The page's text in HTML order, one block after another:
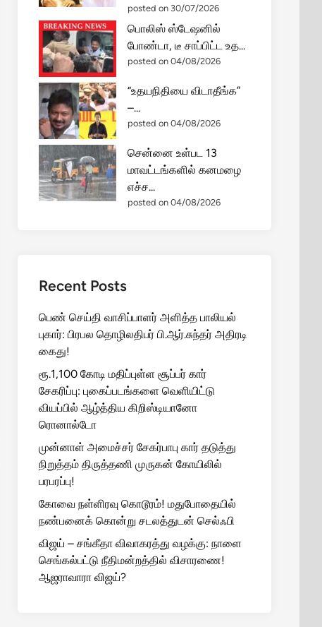
posted on 30/07/2026
பொலிஸ் ஸ்டேஷனில்
போண்டா, டீ சாப்பிட்ட உத...
posted on 04/08/2026
“உதயநிதியை விடாதீங்க”
–...
posted on 04/08/2026
சென்னை உள்பட 13
மாவட்டங்களில் கனமழை
எச்ச...
posted on 04/08/2026
Recent Posts
பெண் செய்தி வாசிப்பாளர் அளித்த பாலியல்
புகார்: பிரபல தொழிலதிபர் பி.ஆர்.சுந்தர் அதிரடி
கைது!
ரூ.1,100 கோடி மதிப்புள்ள சூப்பர் கார்
சேகரிப்பு: புகைப்படங்களை வெளியிட்டு
வியப்பில் ஆழ்த்திய கிறிஸ்டியானோ
ரொனால்டோ
முன்னாள் அமைச்சர் சேகர்பாபு கார் தடுத்து
நிறுத்தம் திருத்தணி முருகன் கோயிலில்
பரபரப்பு!
கோவை நள்ளிரவு கொடூரம்! மதுபோதையில்
நண்பனைக் கொன்று சடலத்துடன் செல்ஃபி
விஜய் – சங்கீதா விவாகரத்து வழக்கு: நாளை
செங்கல்பட்டு நீதிமன்றத்தில் விசாரணை!
ஆஜராவாரா விஜய்?